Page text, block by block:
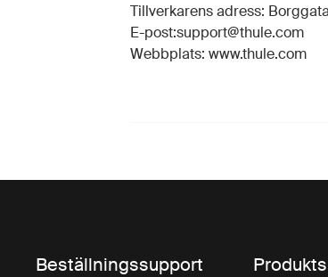
Tillverkarens adress:
E-post:support@thule.com
Webbplats: www.thule.com
Beställningssupport